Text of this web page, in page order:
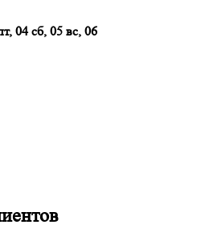
04 сб, 05 вс, 06